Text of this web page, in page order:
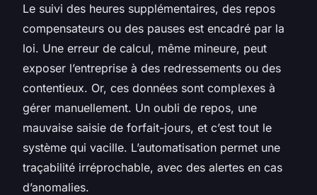
Le suivi des heures supplémentaires, des repos
compensateurs ou des pauses est encadré par la
loi. Une erreur de calcul, même mineure, peut
exposer l’entreprise à des redressements ou des
contentieux. Or, ces données sont complexes à
gérer manuellement. Un oubli de repos, une
mauvaise saisie de forfait-jours, et c’est tout le
système qui vacille. L’automatisation permet une
traçabilité irréprochable, avec des alertes en cas
d’anomalies.